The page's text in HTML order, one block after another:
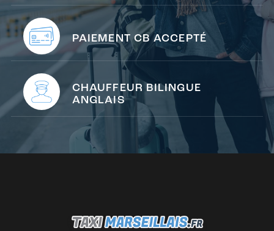
PAIEMENT CB ACCEPTÉ
CHAUFFEUR BILINGUE
ANGLAIS